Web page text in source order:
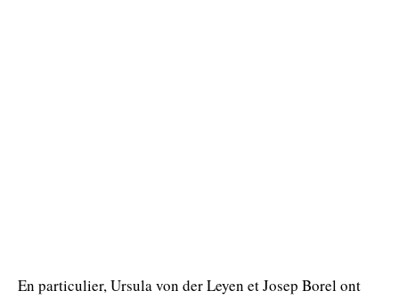
En particulier, Ursula von der Leyen et Josep Borel ont